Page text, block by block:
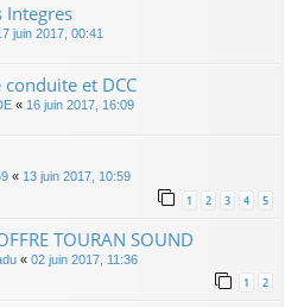
Integres
juin 2017, 00:41
et DCC
« 16 juin 2017, 16:09
« 13 juin 2017, 10:59
1 2 3 4 5
TOURAN SOUND
« 02 juin 2017, 11:36
1 2